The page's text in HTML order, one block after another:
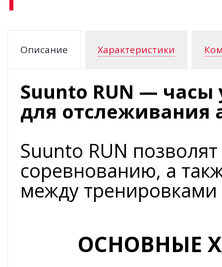
Описание Характеристики
Suunto RUN —
для отслеживания
Suunto RUN
соревнованию, а
между
ОСНОВНЫЕ